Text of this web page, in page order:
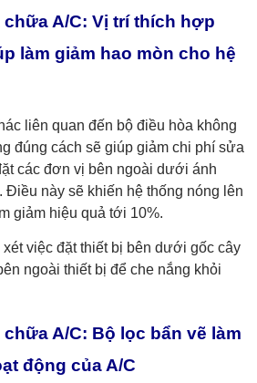
A/C: Vị trí thích hợp
làm giảm hao mòn cho hệ
liên quan đến bộ điều hòa không
đúng cách sẽ giúp giảm chi phí sửa
các đơn vị bên ngoài dưới ánh
Điều này sẽ khiến hệ thống nóng lên
giảm hiệu quả tới 10%.
việc đặt thiết bị bên dưới gốc cây
ngoài thiết bị để che nắng khỏi
A/C: Bộ lọc bẩn vẽ làm
động của A/C